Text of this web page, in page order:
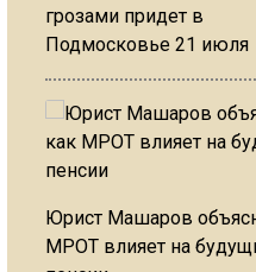
грозами придет в
Подмосковье 21 июля
Юрист Машаров
МРОТ влияет на